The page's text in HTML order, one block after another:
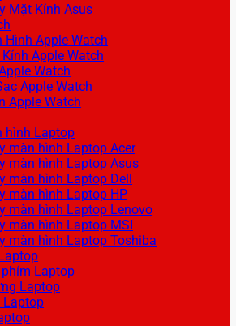
Mặt Kính Asus
Hình Apple Watch
Apple Watch
Watch
Apple Watch
Apple Watch
hình Laptop
màn hình Laptop Acer
màn hình Laptop Asus
màn hình Laptop Dell
màn hình Laptop HP
màn hình Laptop Lenovo
màn hình Laptop MSI
màn hình Laptop Toshiba
Laptop
Laptop
Laptop